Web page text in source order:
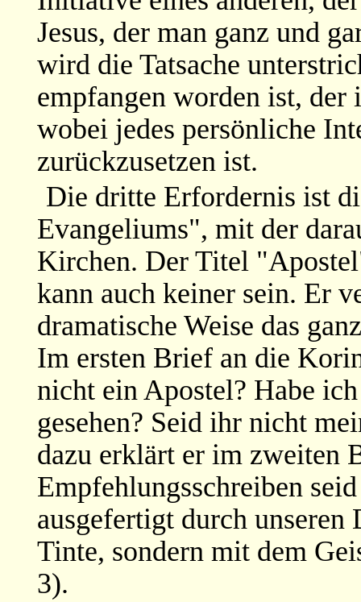
Jesus, der man ganz und
wird die Tatsache
empfangen worden ist, der
wobei jedes persönliche
zurückzusetzen ist.
Die dritte Erfordernis ist
Evangeliums", mit der
Kirchen. Der Titel
kann auch keiner sein. Er
dramatische Weise das
Im ersten Brief an die
nicht ein Apostel? Habe
gesehen? Seid ihr nicht
dazu erklärt er im zweiten
Empfehlungsschreiben
ausgefertigt durch
Tinte, sondern mit dem
3).